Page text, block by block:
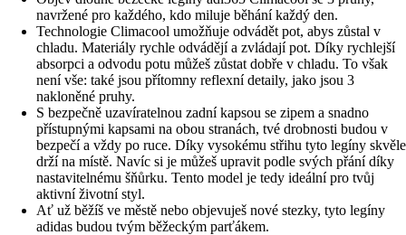
navržené pro každého, kdo miluje běhání každý den.
Technologie Climacool umožňuje odvádět pot, abys zůstal v
chladu. Materiály rychle odvádějí a zvládají pot. Díky rychlejší
absorpci a odvodu potu můžeš zůstat dobře v chladu. To však
není vše: také jsou přítomny reflexní detaily, jako jsou 3
nakloněné pruhy.
S bezpečně uzavíratelnou zadní kapsou se zipem a snadno
přístupnými kapsami na obou stranách, tvé drobnosti budou v
bezpečí a vždy po ruce. Díky vysokému střihu tyto legíny skvěle
drží na místě. Navíc si je můžeš upravit podle svých přání díky
nastavitelnému šňůrku. Tento model je tedy ideální pro tvůj
aktivní životní styl.
Ať už běžíš ve městě nebo objevuješ nové stezky, tyto legíny
adidas budou tvým běžeckým parťákem.